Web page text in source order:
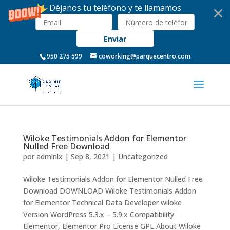
Déjanos tu teléfono y te llamamos
Enviar
950 275 599 coworking@parquecentro.com
Wiloke Testimonials Addon for Elementor
Nulled Free Download
por admlnlx | Sep 8, 2021 | Uncategorized
Wiloke Testimonials Addon for Elementor Nulled Free
Download DOWNLOAD Wiloke Testimonials Addon
for Elementor Technical Data Developer wiloke
Version WordPress 5.3.x – 5.9.x Compatibility
Elementor, Elementor Pro License GPL About Wiloke